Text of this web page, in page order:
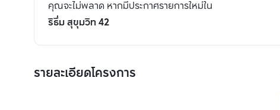
คุณจะไม่พลาด หากมีประกาศรายการใหม่ใน
ริธึ่ม สุขุมวิท 42
รายละเอียดโครงการ